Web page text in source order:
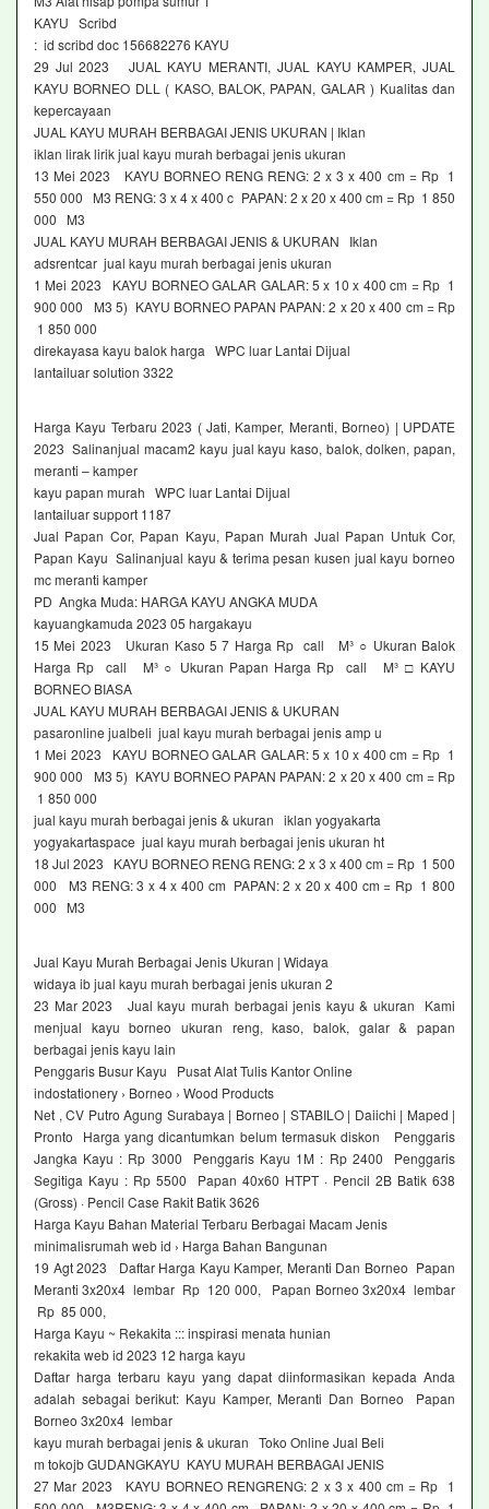
KAYU Scribd
: id scribd doc 156682276 KAYU
29 Jul 2023 JUAL KAYU MERANTI, JUAL KAYU KAMPER, JUAL
KAYU BORNEO DLL ( KASO, BALOK, PAPAN, GALAR ) Kualitas dan
kepercayaan
JUAL KAYU MURAH BERBAGAI JENIS UKURAN | Iklan
iklan lirak lirik jual kayu murah berbagai jenis ukuran
13 Mei 2023 KAYU BORNEO RENG RENG: 2 x 3 x 400 cm = Rp 1
550 000 M3 RENG: 3 x 4 x 400 c PAPAN: 2 x 20 x 400 cm = Rp 1 850
000 M3
JUAL KAYU MURAH BERBAGAI JENIS & UKURAN Iklan
adsrentcar jual kayu murah berbagai jenis ukuran
1 Mei 2023 KAYU BORNEO GALAR GALAR: 5 x 10 x 400 cm = Rp 1
900 000 M3 5) KAYU BORNEO PAPAN PAPAN: 2 x 20 x 400 cm = Rp
1 850 000
direkayasa kayu balok harga WPC luar Lantai Dijual
lantailuar solution 3322
Harga Kayu Terbaru 2023 ( Jati, Kamper, Meranti, Borneo) | UPDATE
2023 Salinanjual macam2 kayu jual kayu kaso, balok, dolken, papan,
meranti – kamper
kayu papan murah WPC luar Lantai Dijual
lantailuar support 1187
Jual Papan Cor, Papan Kayu, Papan Murah Jual Papan Untuk Cor,
Papan Kayu Salinanjual kayu & terima pesan kusen jual kayu borneo
mc meranti kamper
PD Angka Muda: HARGA KAYU ANGKA MUDA
kayuangkamuda 2023 05 hargakayu
15 Mei 2023 Ukuran Kaso 5 7 Harga Rp call M³ ○ Ukuran Balok
Harga Rp call M³ ○ Ukuran Papan Harga Rp call M³ □ KAYU
BORNEO BIASA
JUAL KAYU MURAH BERBAGAI JENIS & UKURAN
pasaronline jualbeli jual kayu murah berbagai jenis amp u
1 Mei 2023 KAYU BORNEO GALAR GALAR: 5 x 10 x 400 cm = Rp 1
900 000 M3 5) KAYU BORNEO PAPAN PAPAN: 2 x 20 x 400 cm = Rp
1 850 000
jual kayu murah berbagai jenis & ukuran iklan yogyakarta
yogyakartaspace jual kayu murah berbagai jenis ukuran ht
18 Jul 2023 KAYU BORNEO RENG RENG: 2 x 3 x 400 cm = Rp 1 500
000 M3 RENG: 3 x 4 x 400 cm PAPAN: 2 x 20 x 400 cm = Rp 1 800
000 M3
Jual Kayu Murah Berbagai Jenis Ukuran | Widaya
widaya ib jual kayu murah berbagai jenis ukuran 2
23 Mar 2023 Jual kayu murah berbagai jenis kayu & ukuran Kami
menjual kayu borneo ukuran reng, kaso, balok, galar & papan
berbagai jenis kayu lain
Penggaris Busur Kayu Pusat Alat Tulis Kantor Online
indostationery › Borneo › Wood Products
Net , CV Putro Agung Surabaya | Borneo | STABILO | Daiichi | Maped |
Pronto Harga yang dicantumkan belum termasuk diskon Penggaris
Jangka Kayu : Rp 3000 Penggaris Kayu 1M : Rp 2400 Penggaris
Segitiga Kayu : Rp 5500 Papan 40x60 HTPT · Pencil 2B Batik 638
(Gross) · Pencil Case Rakit Batik 3626
Harga Kayu Bahan Material Terbaru Berbagai Macam Jenis
minimalisrumah web id › Harga Bahan Bangunan
19 Agt 2023 Daftar Harga Kayu Kamper, Meranti Dan Borneo Papan
Meranti 3x20x4 lembar Rp 120 000, Papan Borneo 3x20x4 lembar
Rp 85 000,
Harga Kayu ~ Rekakita ::: inspirasi menata hunian
rekakita web id 2023 12 harga kayu
Daftar harga terbaru kayu yang dapat diinformasikan kepada Anda
adalah sebagai berikut: Kayu Kamper, Meranti Dan Borneo Papan
Borneo 3x20x4 lembar
kayu murah berbagai jenis & ukuran Toko Online Jual Beli
m tokojb GUDANGKAYU KAYU MURAH BERBAGAI JENIS
27 Mar 2023 KAYU BORNEO RENGRENG: 2 x 3 x 400 cm = Rp 1